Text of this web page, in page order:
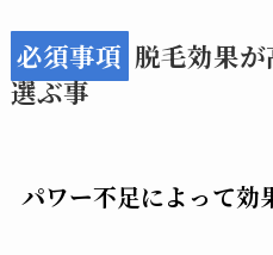
必須事項 脱毛効果
選ぶ事
パワー不足によって効